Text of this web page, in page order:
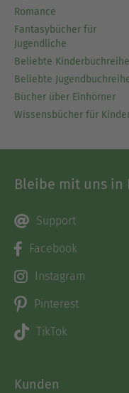
Romance
Fantasybücher für
Jugendliche
Beliebte
Beliebte
Bücher über Einhörner
Wissensbücher für
Bleibe mit uns in
Support
Facebook
Instagram
Pinterest
TikTok
Kunden